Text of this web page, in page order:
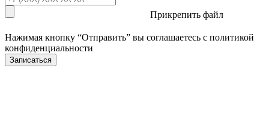
Прикрепить файл
Нажимая кнопку “Отправить” вы соглашаетесь с политикой
конфиденциальности
Записаться